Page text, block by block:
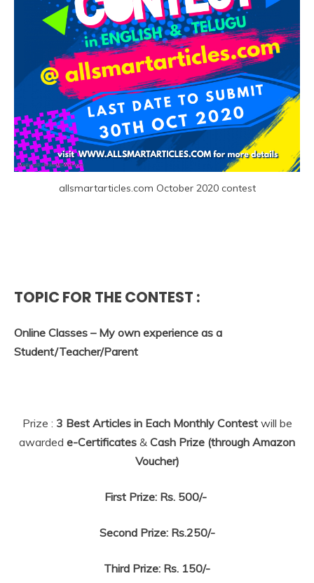
allsmartarticles.com October 2020 contest
TOPIC FOR THE CONTEST :
Online Classes – My own experience as a
Student/Teacher/Parent
Prize : 3 Best Articles in Each Monthly Contestwill be
awarded e-Certificates & Cash Prize (through Amazon
Voucher)
First Prize: Rs. 500/-
Second Prize: Rs.250/-
Third Prize: Rs. 150/-